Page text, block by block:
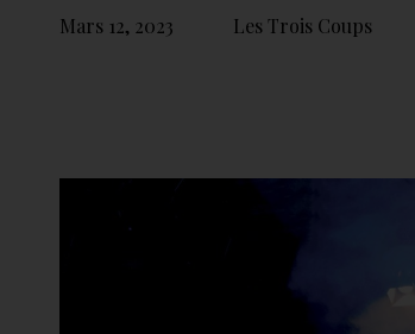
Mars 12, 2023 Les Trois Coups